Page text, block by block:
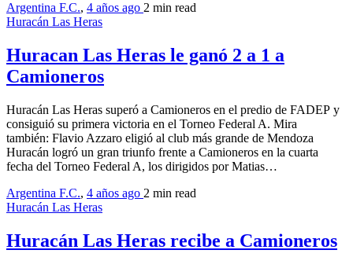
Argentina F.C., 4 años ago 2 min read
Huracán Las Heras
Huracan Las Heras le ganó 2 a 1 a
Camioneros
Huracán Las Heras superó a Camioneros en el predio de FADEP y
consiguió su primera victoria en el Torneo Federal A. Mira
también: Flavio Azzaro eligió al club más grande de Mendoza
Huracán logró un gran triunfo frente a Camioneros en la cuarta
fecha del Torneo Federal A, los dirigidos por Matias…
Argentina F.C., 4 años ago 2 min read
Huracán Las Heras
Huracán Las Heras recibe a Camioneros